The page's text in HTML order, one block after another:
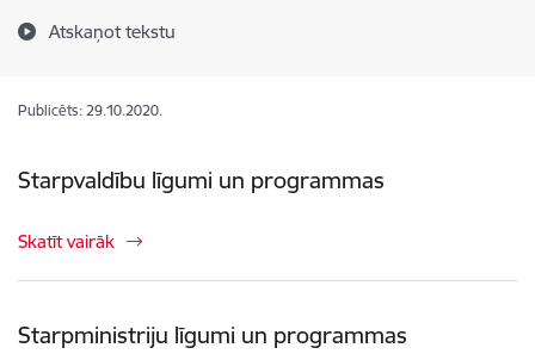
Atskaņot tekstu
Publicēts: 29.10.2020.
Starpvaldību līgumi un programmas
Skatīt vairāk
Starpministriju līgumi un programmas